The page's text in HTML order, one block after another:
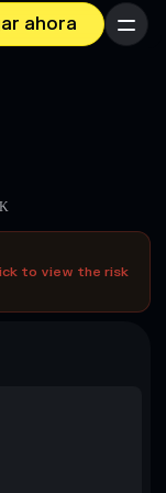
ahora Menú
to view the risk